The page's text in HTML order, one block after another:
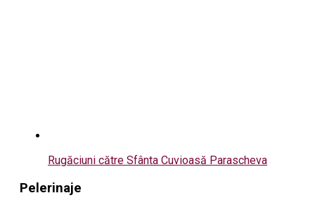
Rugăciuni către Sfânta Cuvioasă Parascheva
Pelerinaje